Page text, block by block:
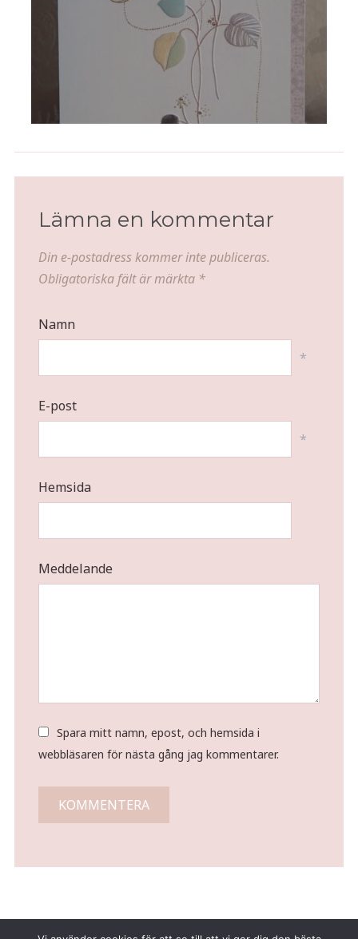
Lämna en kommentar
Din e-postadress kommer inte publiceras.
Obligatoriska fält är märkta *
Namn
*
E-post
*
Hemsida
Meddelande
Spara mitt namn, epost, och hemsida i
webbläsaren för nästa gång jag kommentarer.